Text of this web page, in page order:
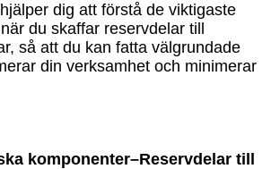
dig att förstå de viktigaste
du skaffar reservdelar till
så att du kan fatta välgrundade
din verksamhet och minimerar
komponenter–Reservdelar till